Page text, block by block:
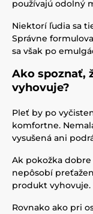
používajú odolný
Niektorí ľudia sa
Správne
sa však po
Ako spoznať,
vyhovuje?
Pleť by po
komfortne.
vysušená ani
Ak pokožka
nepôsobí
produkt vyhovuje.
Rovnako ako pri